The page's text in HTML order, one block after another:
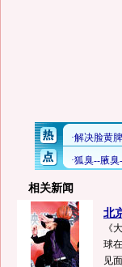
相关新闻
北
《
球
见